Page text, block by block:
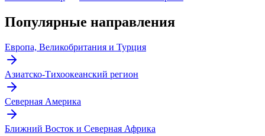
Популярные направления
Европа, Великобритания и Турция
Азиатско-Тихоокеанский регион
Северная Америка
Ближний Восток и Северная Африка